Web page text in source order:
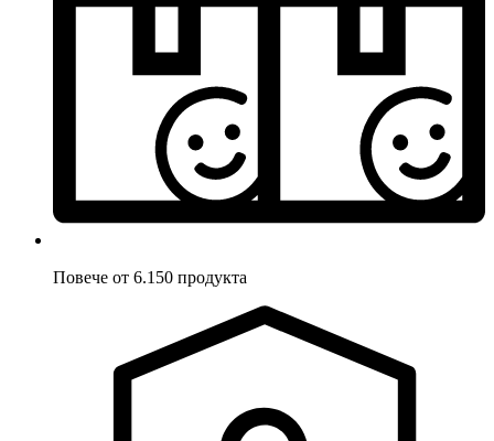
Повече от 6.150 продукта